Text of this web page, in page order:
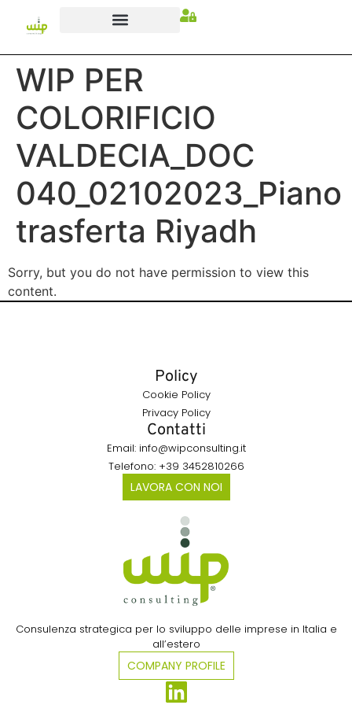
WIP PER
COLORIFICIO
VALDECIA_DOC
040_02102023_Piano
trasferta Riyadh
Sorry, but you do not have permission to view this
content.
Consulenza strategica per lo sviluppo delle imprese in Italia e
all’estero​
COMPANY PROFILE
Policy
Cookie Policy
Privacy Policy
Contatti
Email: info@wipconsulting.it
Telefono: +39 3452810266
LAVORA CON NOI